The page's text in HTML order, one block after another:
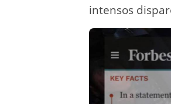
intensos